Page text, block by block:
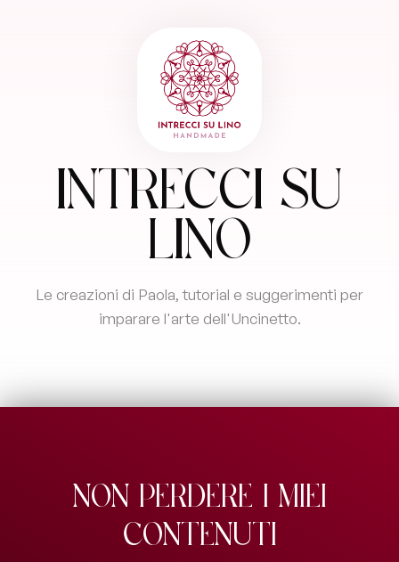
Intrecci su
Lino
Le creazioni di Paola, tutorial e suggerimenti per
imparare l'arte dell'Uncinetto.
Non perdere i miei
contenuti